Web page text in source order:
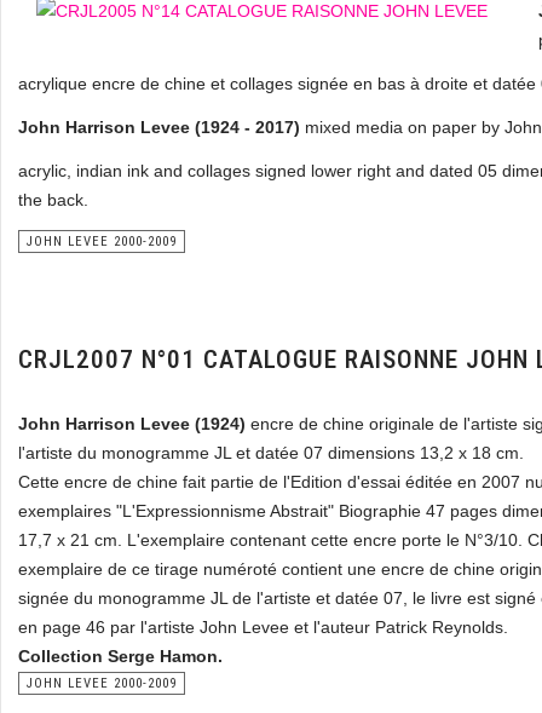
acrylique encre de chine et collages signée en bas à droite et
John Harrison Levee (1924 - 2017) mixed media on paper by
acrylic, indian ink and collages signed lower right and dated 05
the back.
JOHN LEVEE 2000-2009
CRJL2007 N°01 CATALOGUE RAISONNE JOHN
John Harrison Levee (1924) encre de chine originale de l'artiste
l'artiste du monogramme JL et datée 07 dimensions 13,2 x 18 cm.
Cette encre de chine fait partie de l'Edition d'essai éditée en 2007
exemplaires "L'Expressionnisme Abstrait" Biographie 47 pages
17,7 x 21 cm. L'exemplaire contenant cette encre porte le N°3/10.
exemplaire de ce tirage numéroté contient une encre de chine
signée du monogramme JL de l'artiste et datée 07, le livre est signé
en page 46 par l'artiste John Levee et l'auteur Patrick Reynolds.
Collection Serge Hamon.
JOHN LEVEE 2000-2009